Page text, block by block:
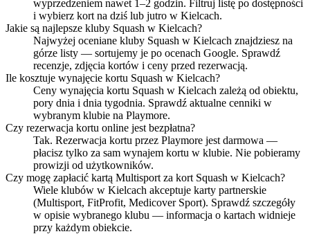
wyprzedzeniem nawet 1–2 godzin. Filtruj listę po dostępności
i wybierz kort na dziś lub jutro w Kielcach.
Jakie są najlepsze kluby Squash w Kielcach?
Najwyżej oceniane kluby Squash w Kielcach znajdziesz na
górze listy — sortujemy je po ocenach Google. Sprawdź
recenzje, zdjęcia kortów i ceny przed rezerwacją.
Ile kosztuje wynajęcie kortu Squash w Kielcach?
Ceny wynajęcia kortu Squash w Kielcach zależą od obiektu,
pory dnia i dnia tygodnia. Sprawdź aktualne cenniki w
wybranym klubie na Playmore.
Czy rezerwacja kortu online jest bezpłatna?
Tak. Rezerwacja kortu przez Playmore jest darmowa —
płacisz tylko za sam wynajem kortu w klubie. Nie pobieramy
prowizji od użytkowników.
Czy mogę zapłacić kartą Multisport za kort Squash w Kielcach?
Wiele klubów w Kielcach akceptuje karty partnerskie
(Multisport, FitProfit, Medicover Sport). Sprawdź szczegóły
w opisie wybranego klubu — informacja o kartach widnieje
przy każdym obiekcie.